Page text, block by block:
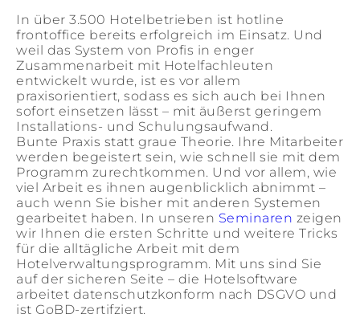
In über 3.500 Hotelbetrieben ist hotline
frontoffice bereits erfolgreich im Einsatz. Und
weil das System von Profis in enger
Zusammenarbeit mit Hotelfachleuten
entwickelt wurde, ist es vor allem
praxisorientiert, sodass es sich auch bei Ihnen
sofort einsetzen lässt – mit äußerst geringem
Installations- und Schulungsaufwand.
Bunte Praxis statt graue Theorie. Ihre Mitarbeiter
werden begeistert sein, wie schnell sie mit dem
Programm zurechtkommen. Und vor allem, wie
viel Arbeit es ihnen augenblicklich abnimmt –
auch wenn Sie bisher mit anderen Systemen
gearbeitet haben. In unseren Seminaren zeigen
wir Ihnen die ersten Schritte und weitere Tricks
für die alltägliche Arbeit mit dem
Hotelverwaltungsprogramm. Mit uns sind Sie
auf der sicheren Seite – die Hotelsoftware
arbeitet datenschutzkonform nach DSGVO und
ist GoBD-zertifziert.